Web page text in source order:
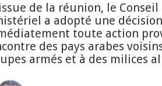
de la réunion, le
a adopté une
toute action
des pays arabes
armés et à des milices